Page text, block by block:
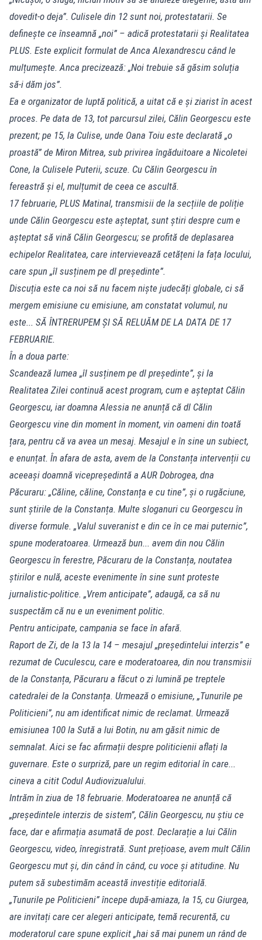
dovedit-o deja”. Culisele din 12 sunt noi, protestatarii. Se
definește ce înseamnă „noi” – adică protestatarii și Realitatea
PLUS. Este explicit formulat de Anca Alexandrescu când le
mulțumește. Anca precizează: „Noi trebuie să găsim soluția
să-i dăm jos”.
Ea e organizator de luptă politică, a uitat că e și ziarist în acest
proces. Pe data de 13, tot parcursul zilei, Călin Georgescu este
prezent; pe 15, la Culise, unde Oana Toiu este declarată „o
proastă” de Miron Mitrea, sub privirea îngăduitoare a Nicoletei
Cone, la Culisele Puterii, scuze. Cu Călin Georgescu în
fereastră și el, mulțumit de ceea ce ascultă.
17 februarie, PLUS Matinal, transmisii de la secțiile de poliție
unde Călin Georgescu este așteptat, sunt știri despre cum e
așteptat să vină Călin Georgescu; se profită de deplasarea
echipelor Realitatea, care intervievează cetățeni la fața locului,
care spun „îl susținem pe dl președinte”.
Discuția este ca noi să nu facem niște judecăți globale, ci să
mergem emisiune cu emisiune, am constatat volumul, nu
este... SĂ ÎNTRERUPEM ȘI SĂ RELUĂM DE LA DATA DE 17
FEBRUARIE.
În a doua parte:
Scandează lumea „îl susținem pe dl președinte”, și la
Realitatea Zilei continuă acest program, cum e așteptat Călin
Georgescu, iar doamna Alessia ne anunță că dl Călin
Georgescu vine din moment în moment, vin oameni din toată
țara, pentru că va avea un mesaj. Mesajul e în sine un subiect,
e enunțat. În afara de asta, avem de la Constanța intervenții cu
aceeași doamnă vicepreședintă a AUR Dobrogea, dna
Păcuraru: „Căline, căline, Constanța e cu tine”, și o rugăciune,
sunt știrile de la Constanța. Multe sloganuri cu Georgescu în
diverse formule. „Valul suveranist e din ce în ce mai puternic”,
spune moderatoarea. Urmează bun... avem din nou Călin
Georgescu în ferestre, Păcuraru de la Constanța, noutatea
știrilor e nulă, aceste evenimente în sine sunt proteste
jurnalistic-politice. „Vrem anticipate”, adaugă, ca să nu
suspectăm că nu e un eveniment politic.
Pentru anticipate, campania se face în afară.
Raport de Zi, de la 13 la 14 – mesajul „președintelui interzis” e
rezumat de Cuculescu, care e moderatoarea, din nou transmisii
de la Constanța, Păcuraru a făcut o zi lumină pe treptele
catedralei de la Constanța. Urmează o emisiune, „Tunurile pe
Politicieni”, nu am identificat nimic de reclamat. Urmează
emisiunea 100 la Sută a lui Botin, nu am găsit nimic de
semnalat. Aici se fac afirmații despre politicienii aflați la
guvernare. Este o surpriză, pare un regim editorial în care...
cineva a citit Codul Audiovizualului.
Intrăm în ziua de 18 februarie. Moderatoarea ne anunță că
„președintele interzis de sistem”, Călin Georgescu, nu știu ce
face, dar e afirmația asumată de post. Declarație a lui Călin
Georgescu, video, înregistrată. Sunt prețioase, avem mult Călin
Georgescu mut și, din când în când, cu voce și atitudine. Nu
putem să subestimăm această investiție editorială.
„Tunurile pe Politicieni” începe după-amiaza, la 15, cu Giurgea,
are invitați care cer alegeri anticipate, temă recurentă, cu
moderatorul care spune explicit „hai să mai punem un rând de